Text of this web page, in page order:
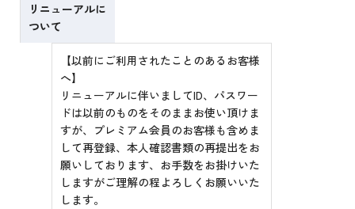
リニューアルに
ついて
【以前にご利用されたことのあるお客様
へ】
リニューアルに伴いましてID、パスワー
ドは以前のものをそのままお使い頂けま
すが、プレミアム会員のお客様も含めま
して再登録、本人確認書類の再提出をお
願いしております、お手数をお掛けいた
しますがご理解の程よろしくお願いいた
します。